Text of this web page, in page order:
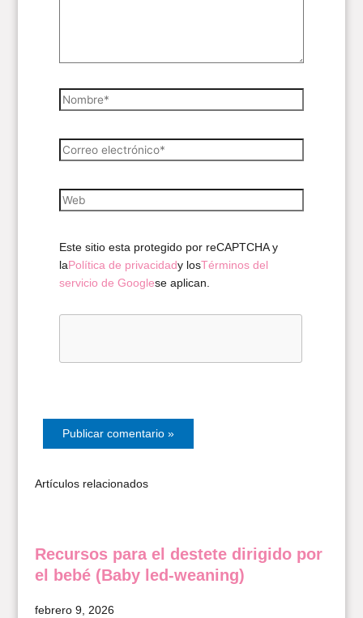
Nombre*
Correo
electrónico*
Web
Este sitio esta protegido por reCAPTCHA y
la Política de privacidady losTérminos del
servicio de Googlese aplican.
Artículos relacionados
Recursos para el destete dirigido por
el bebé (Baby led-weaning)
febrero 9, 2026